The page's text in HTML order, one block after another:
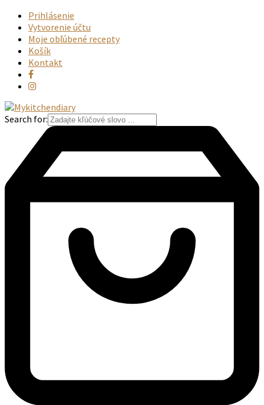
Prihlásenie
Vytvorenie účtu
Moje obľúbené recepty
Košík
Kontakt
Search for: